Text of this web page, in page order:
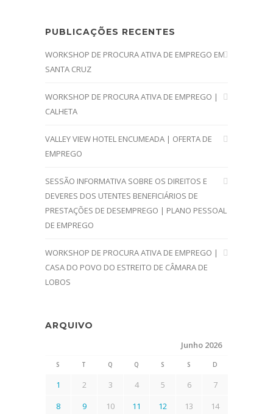
PUBLICAÇÕES RECENTES
WORKSHOP DE PROCURA ATIVA DE EMPREGO EM
SANTA CRUZ
WORKSHOP DE PROCURA ATIVA DE EMPREGO |
CALHETA
VALLEY VIEW HOTEL ENCUMEADA | OFERTA DE
EMPREGO
SESSÃO INFORMATIVA SOBRE OS DIREITOS E
DEVERES DOS UTENTES BENEFICIÁRIOS DE
PRESTAÇÕES DE DESEMPREGO | PLANO PESSOAL
DE EMPREGO
WORKSHOP DE PROCURA ATIVA DE EMPREGO |
CASA DO POVO DO ESTREITO DE CÂMARA DE
LOBOS
ARQUIVO
Junho 2026
S T Q Q S S D
1 2 3 4 5 6
7
8
9 10 11 12 13
14